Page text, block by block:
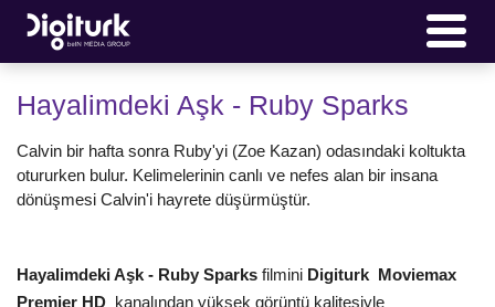
Hayalimdeki Aşk - Ruby Sparks
Calvin bir hafta sonra Ruby'yi (Zoe Kazan) odasındaki koltukta
otururken bulur. Kelimelerinin canlı ve nefes alan bir insana
dönüşmesi Calvin'i hayrete düşürmüştür.
Hayalimdeki Aşk - Ruby Sparks filmini Digiturk Moviemax
Premier HD kanalından yüksek görüntü kalitesiyle